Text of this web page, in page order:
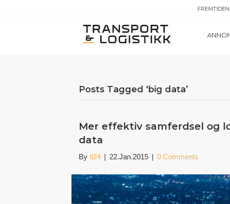
Posts Tagged ‘big data’
Mer effektiv samferdsel og
data
By tl24 | 22.Jan.2015 | 0 Comments